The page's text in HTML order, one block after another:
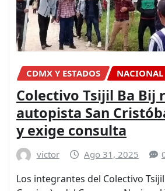
CDMX Y ESTADOS NACIONAL
Colectivo Tsijil Ba Bij
autopista San
y exige consulta
victor Ago 31, 2025
Los integrantes del Colectivo